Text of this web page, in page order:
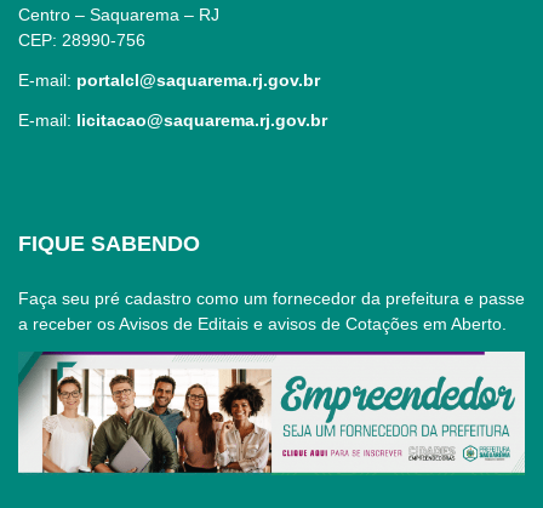
Centro – Saquarema – RJ
CEP: 28990-756
E-mail: portalcl@saquarema.rj.gov.br
E-mail: licitacao@saquarema.rj.gov.br
FIQUE SABENDO
Faça seu pré cadastro como um fornecedor da prefeitura e passe
a receber os Avisos de Editais e avisos de Cotações em Aberto.